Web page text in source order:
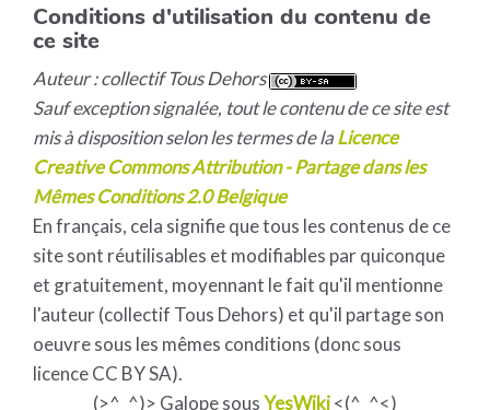
Conditions d'utilisation du contenu de
ce site
Auteur : collectif Tous Dehors
Sauf exception signalée, tout le contenu de ce site est
mis à disposition selon les termes de laLicence
Creative Commons Attribution - Partage dans les
Mêmes Conditions 2.0 Belgique
En français, cela signifie que tous les contenus de ce
site sont réutilisables et modifiables par quiconque
et gratuitement, moyennant le fait qu'il mentionne
l'auteur (collectif Tous Dehors) et qu'il partage son
oeuvre sous les mêmes conditions (donc sous
licence CC BY SA).
(>^_^)> Galope sousYesWiki<(^_^<)